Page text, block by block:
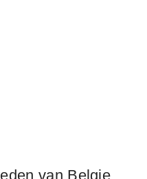
van Belgie